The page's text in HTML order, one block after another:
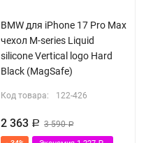
BMW для iPhone 17 Pro Max
чехол M-series Liquid
silicone Vertical logo Hard
Black (MagSafe)
Код товара: 122-426
2 363 Р 3 590Р